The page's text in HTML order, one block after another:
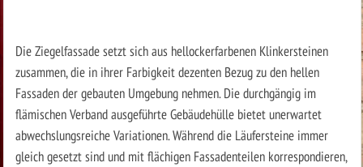
Die Ziegelfassade setzt sich aus hellockerfarbenen Klinkersteinen
zusammen, die in ihrer Farbigkeit dezenten Bezug zu den hellen
Fassaden der gebauten Umgebung nehmen. Die durchgängig im
flämischen Verband ausgeführte Gebäudehülle bietet unerwartet
abwechslungsreiche Variationen. Während die Läufersteine immer
gleich gesetzt sind und mit flächigen Fassadenteilen korrespondieren,